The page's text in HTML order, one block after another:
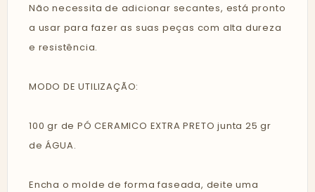
Não necessita de adicionar secantes, está pronto
a usar para fazer as suas peças com alta dureza
e resistência.
MODO DE UTILIZAÇÃO:
100 gr de PÓ CERAMICO EXTRA PRETO junta 25 gr
de ÁGUA.
Encha o molde de forma faseada, deite uma